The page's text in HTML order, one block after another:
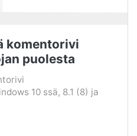
komentorivi
puolesta
10 ssä, 8.1 (8) ja